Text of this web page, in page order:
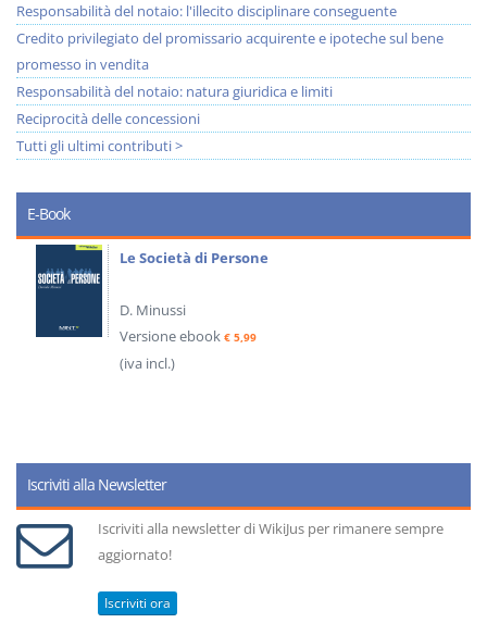
Responsabilità del notaio: l'illecito disciplinare conseguente
Credito privilegiato del promissario acquirente e ipoteche sul bene
promesso in vendita
Responsabilità del notaio: natura giuridica e limiti
Reciprocità delle concessioni
Tutti gli ultimi contributi >
E-Book
Le Società di Persone
D. Minussi
Versione ebook € 5,99
(iva incl.)
Iscriviti alla Newsletter
Iscriviti alla newsletter di WikiJus per rimanere sempre
aggiornato!
Iscriviti ora